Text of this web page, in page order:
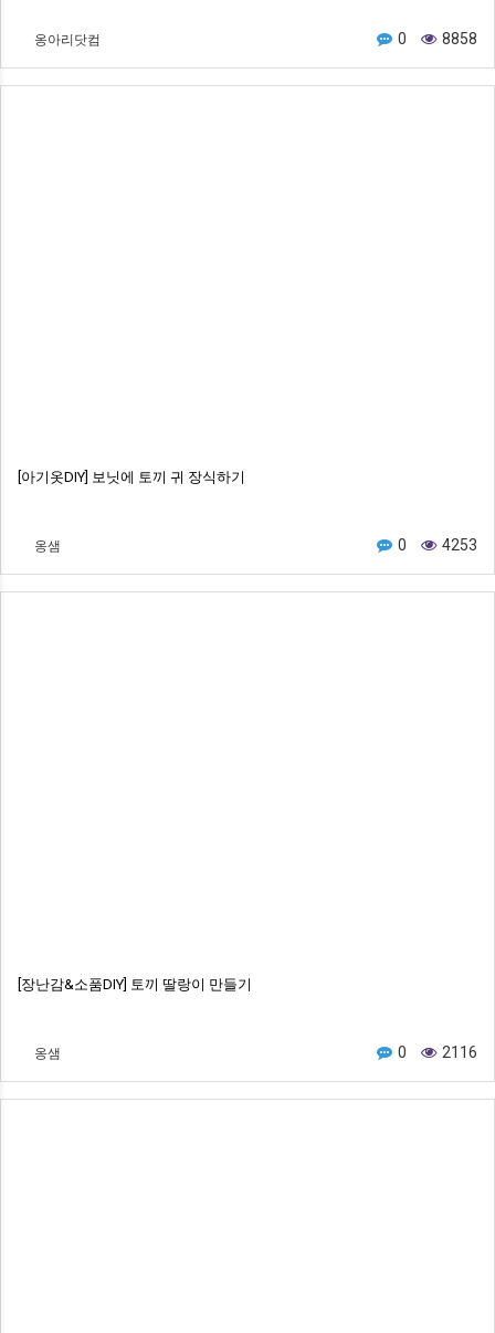
옹아리닷컴 0 8858
[아기옷DIY] 보닛에 토끼 귀 장식하기
옹샘 0 4253
[장난감&소품DIY] 토끼 딸랑이 만들기
옹샘 0 2116